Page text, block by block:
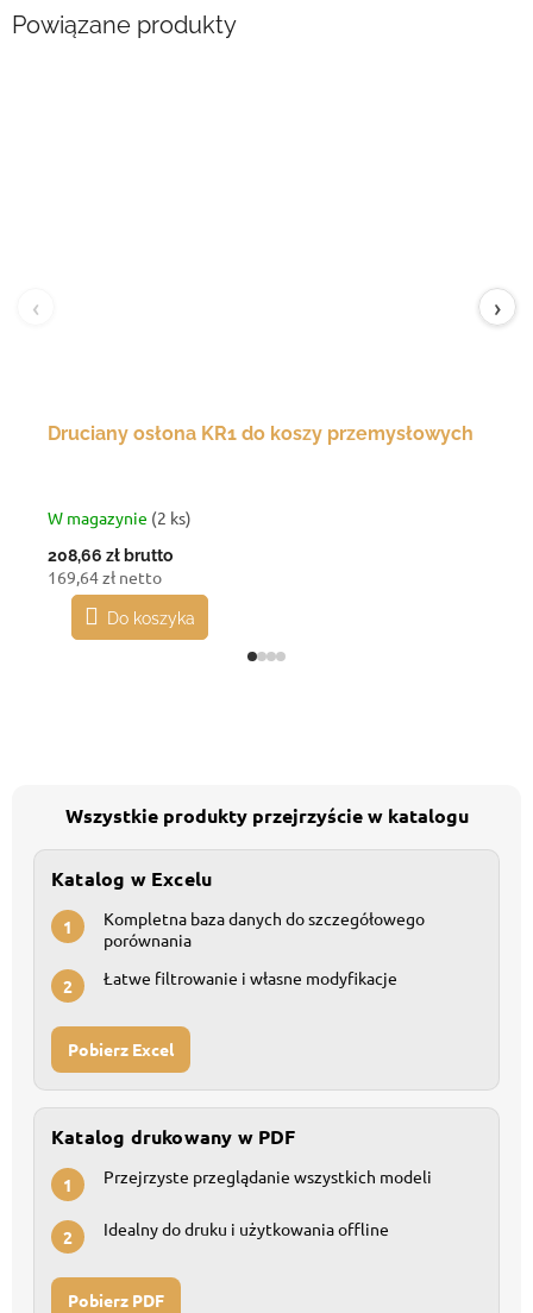
Powiązane produkty
Druciany osłona KR1 do koszy przemysłowych
W magazynie (2 ks)
208,66 zł brutto
169,64 zł netto
Do koszyka
‹ ›
Wszystkie produkty przejrzyście w katalogu
Katalog w Excelu
1
Kompletna baza danych do szczegółowego
porównania
2 Łatwe filtrowanie i własne modyfikacje
Pobierz Excel
Katalog drukowany w PDF
1 Przejrzyste przeglądanie wszystkich modeli
2 Idealny do druku i użytkowania offline
Pobierz PDF